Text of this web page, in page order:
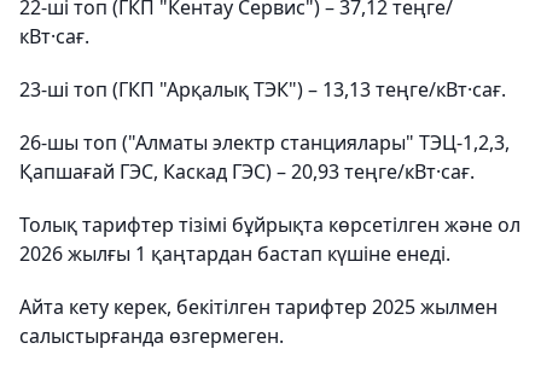
22-ші топ (ГКП "Кентау Сервис") – 37,12 теңге/
кВт·сағ.
23-ші топ (ГКП "Арқалық ТЭК") – 13,13 теңге/кВт·сағ.
26-шы топ ("Алматы электр станциялары" ТЭЦ-1,2,3,
Қапшағай ГЭС, Каскад ГЭС) – 20,93 теңге/кВт·сағ.
Толық тарифтер тізімі бұйрықта көрсетілген және ол
2026 жылғы 1 қаңтардан бастап күшіне енеді.
Айта кету керек, бекітілген тарифтер 2025 жылмен
салыстырғанда өзгермеген.